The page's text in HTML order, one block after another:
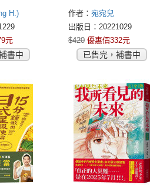
H.)
元
書中
絲的奇幻人生
作者： 宛宛兒
出版日：20221029
$420 優惠價332元
已售完，補書中